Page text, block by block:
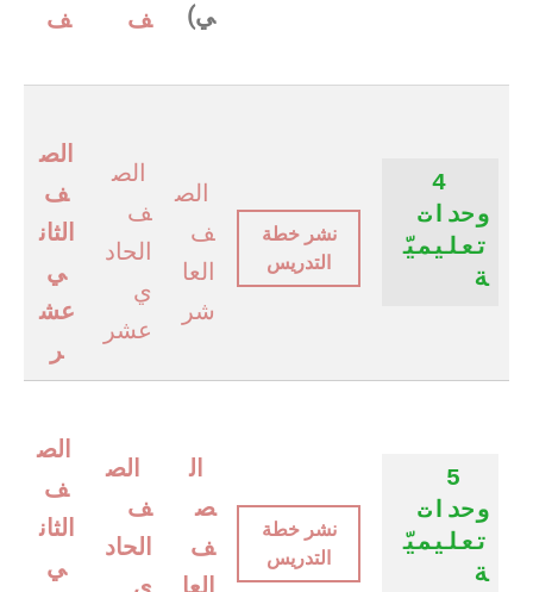
ي)
ف
ف
4
وحدات
تعليميّ
ة
نشر خطة
التدريس
الص
ف
العا
شر
الص
ف
الحاد
ي
عشر
الص
ف
الثان
ي
عش
ر
5
وحدات
تعليميّ
ة
نشر خطة
التدريس
ال
ص
ف
العا
الص
ف
الحاد
ي
الص
ف
الثان
ي